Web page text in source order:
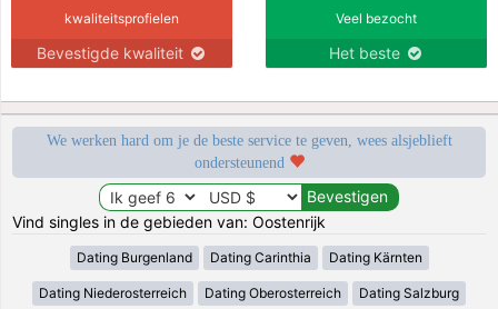
kwaliteitsprofielen
Bevestigde kwaliteit
Veel bezocht
Het beste
We werken hard om je de beste service te geven, wees alsjeblieft
ondersteunend
Vind singles in de gebieden van: Oostenrijk
Dating Burgenland Dating Carinthia Dating Kärnten
Dating Niederosterreich Dating Oberosterreich Dating Salzburg